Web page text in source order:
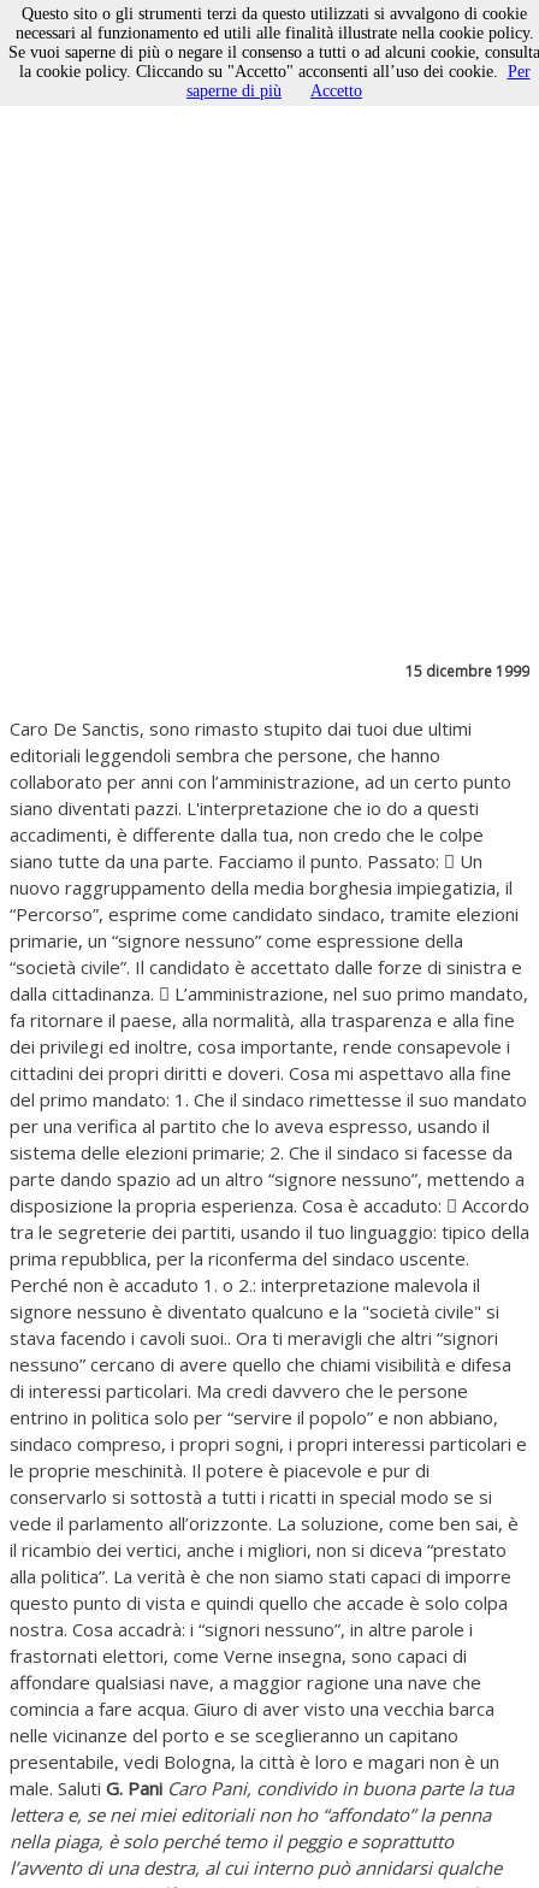
I “Signori Nessuno”
15 dicembre 1999
Caro De Sanctis, sono rimasto stupito dai tuoi due ultimi
editoriali leggendoli sembra che persone, che hanno
collaborato per anni con l’amministrazione, ad un certo punto
siano diventati pazzi. L'interpretazione che io do a questi
accadimenti, è differente dalla tua, non credo che le colpe
siano tutte da una parte. Facciamo il punto. Passato:  Un
nuovo raggruppamento della media borghesia impiegatizia, il
“Percorso”, esprime come candidato sindaco, tramite elezioni
primarie, un “signore nessuno” come espressione della
“società civile”. Il candidato è accettato dalle forze di sinistra e
dalla cittadinanza.  L’amministrazione, nel suo primo mandato,
fa ritornare il paese, alla normalità, alla trasparenza e alla fine
dei privilegi ed inoltre, cosa importante, rende consapevole i
cittadini dei propri diritti e doveri. Cosa mi aspettavo alla fine
del primo mandato: 1. Che il sindaco rimettesse il suo mandato
per una verifica al partito che lo aveva espresso, usando il
sistema delle elezioni primarie; 2. Che il sindaco si facesse da
parte dando spazio ad un altro “signore nessuno”, mettendo a
disposizione la propria esperienza. Cosa è accaduto:  Accordo
tra le segreterie dei partiti, usando il tuo linguaggio: tipico della
prima repubblica, per la riconferma del sindaco uscente.
Perché non è accaduto 1. o 2.: interpretazione malevola il
signore nessuno è diventato qualcuno e la "società civile" si
stava facendo i cavoli suoi.. Ora ti meravigli che altri “signori
nessuno” cercano di avere quello che chiami visibilità e difesa
di interessi particolari. Ma credi davvero che le persone
entrino in politica solo per “servire il popolo” e non abbiano,
sindaco compreso, i propri sogni, i propri interessi particolari e
le proprie meschinità. Il potere è piacevole e pur di
conservarlo si sottostà a tutti i ricatti in special modo se si
vede il parlamento all’orizzonte. La soluzione, come ben sai, è
il ricambio dei vertici, anche i migliori, non si diceva “prestato
alla politica”. La verità è che non siamo stati capaci di imporre
questo punto di vista e quindi quello che accade è solo colpa
nostra. Cosa accadrà: i “signori nessuno”, in altre parole i
frastornati elettori, come Verne insegna, sono capaci di
affondare qualsiasi nave, a maggior ragione una nave che
comincia a fare acqua. Giuro di aver visto una vecchia barca
nelle vicinanze del porto e se sceglieranno un capitano
presentabile, vedi Bologna, la città è loro e magari non è un
male. Saluti G. Pani Caro Pani, condivido in buona parte la tua
lettera e, se nei miei editoriali non ho “affondato” la penna
nella piaga, è solo perché temo il peggio e soprattutto
l’avvento di una destra, al cui interno può annidarsi qualche
Questo sito o gli strumenti terzi da questo utilizzati si avvalgono di cookie
necessari al funzionamento ed utili alle finalità illustrate nella cookie policy.
Se vuoi saperne di più o negare il consenso a tutti o ad alcuni cookie, consulta
la cookie policy. Cliccando su "Accetto" acconsenti all’uso dei cookie. Per
saperne di più
Accetto